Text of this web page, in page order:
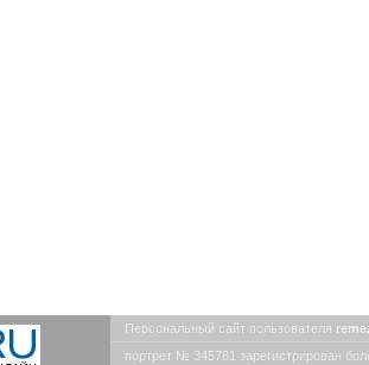
Персональный сайт пользователя
портрет № 345781 зарегистрирован